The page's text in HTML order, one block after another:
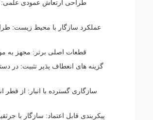
طراحی ارتعاش عمودی علمی:
عملکرد سازگار با محیط زیست:
قطعات اصلی برتر: مجهز به
گزینه های انعطاف پذیر تثبیت: در